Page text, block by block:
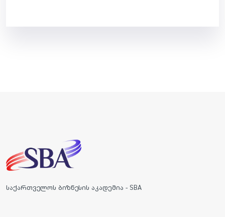
საქართველოს ბიზნესის აკადემია - SBA